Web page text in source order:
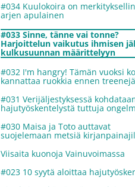
#034 Kuulokoira on
arjen apulainen
#033 Sinne, tänne vai tonne?
Harjoittelun vaikutus ihmisen
kulkusuunnan määrittelyyn
#032 I'm hangry! Tämän vuoksi
kannattaa ruokkia ennen treenejä
#031 Verijäljestyksessä
hajutyöskentelystä tuttuja
#030 Maisa ja Toto auttavat
suojelemaan metsiä
Viisaita kuonoja Vainuvoimassa
#023 10 syytä aloittaa